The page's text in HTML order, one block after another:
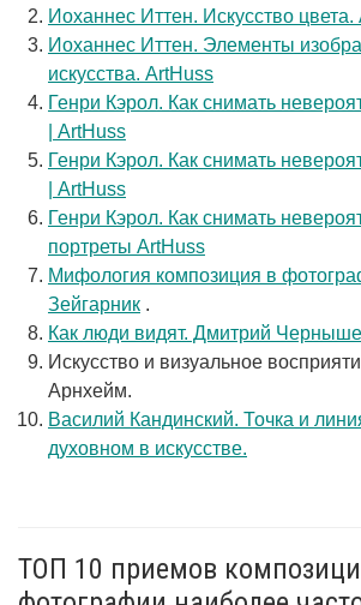
Иоханнес Иттен. Искусство цвета.
Иоханнес Иттен. Элементы
искусства. ArtHuss
Генри Кэрол. Как снимать
| ArtHuss
Генри Кэрол. Как снимать
| ArtHuss
Генри Кэрол. Как снимать
портреты ArtHuss
Мифология композиция в
Зейгарник .
Как люди видят. Дмитрий
Искусство и визуальное
Арнхейм.
Василий Кандинский. Точка и
духовном в искусстве.
ТОП 10 приемов